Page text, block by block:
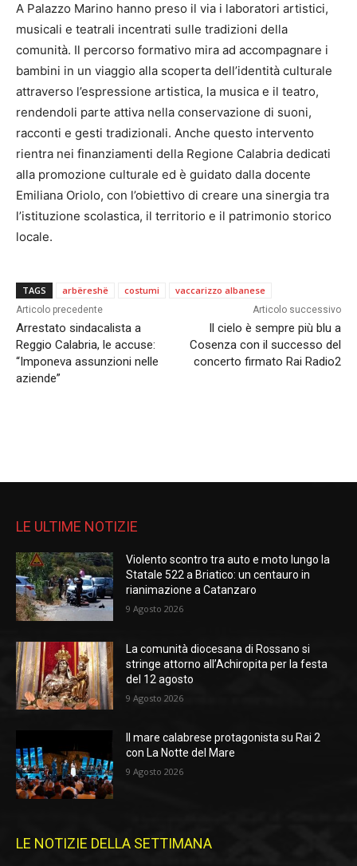
A Palazzo Marino hanno preso il via i laboratori artistici,
musicali e teatrali incentrati sulle tradizioni della
comunità. Il percorso formativo mira ad accompagnare i
bambini in un viaggio alla scoperta dell’identità culturale
attraverso l’espressione artistica, la musica e il teatro,
rendendoli parte attiva nella conservazione di suoni,
racconti e gesti tradizionali. Anche questo intervento
rientra nei finanziamenti della Regione Calabria dedicati
alla promozione culturale ed è guidato dalla docente
Emiliana Oriolo, con l’obiettivo di creare una sinergia tra
l’istituzione scolastica, il territorio e il patrimonio storico
locale.
TAGS arbëreshë costumi vaccarizzo albanese
Articolo precedente
Arrestato sindacalista a
Reggio Calabria, le accuse:
“Imponeva assunzioni nelle
aziende”
Articolo successivo
Il cielo è sempre più blu a
Cosenza con il successo del
concerto firmato Rai Radio2
LE ULTIME NOTIZIE
Violento scontro tra auto e moto lungo la
Statale 522 a Briatico: un centauro in
rianimazione a Catanzaro
9 Agosto 2026
La comunità diocesana di Rossano si
stringe attorno all’Achiropita per la festa
del 12 agosto
9 Agosto 2026
Il mare calabrese protagonista su Rai 2
con La Notte del Mare
9 Agosto 2026
LE NOTIZIE DELLA SETTIMANA